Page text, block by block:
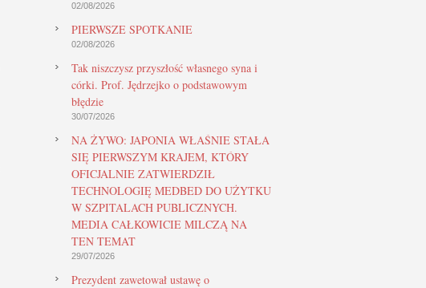
02/08/2026
PIERWSZE SPOTKANIE
02/08/2026
Tak niszczysz przyszłość własnego syna i
córki. Prof. Jędrzejko o podstawowym
błędzie
30/07/2026
NA ŻYWO: JAPONIA WŁAŚNIE STAŁA
SIĘ PIERWSZYM KRAJEM, KTÓRY
OFICJALNIE ZATWIERDZIŁ
TECHNOLOGIĘ MEDBED DO UŻYTKU
W SZPITALACH PUBLICZNYCH.
MEDIA CAŁKOWICIE MILCZĄ NA
TEN TEMAT
29/07/2026
Prezydent zawetował ustawę o